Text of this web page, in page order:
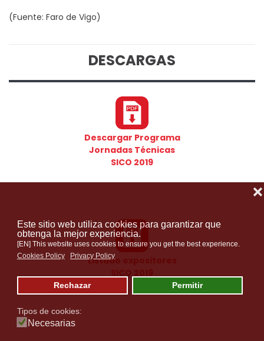
Este sitio web utiliza cookies para garantizar que
obtenga la mejor experiencia.
[EN] This website uses cookies to ensure you get the best experience.
Cookies Policy
Privacy Policy
Rechazar Permitir
❌
Tipos de cookies:
Necesarias
(Fuente: Faro de Vigo)
DESCARGAS
Descargar Programa
Jornadas Técnicas
SICO 2019
Listado expositores